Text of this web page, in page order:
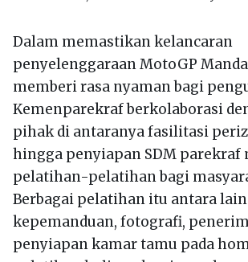
Dalam memastikan kelancaran
penyelenggaraan MotoGP
memberi rasa nyaman bagi
Kemenparekraf berkolaborasi
pihak di antaranya fasilitasi
hingga penyiapan SDM parekraf
pelatihan-pelatihan bagi
Berbagai pelatihan itu antara lain
kepemanduan, fotografi,
penyiapan kamar tamu pada